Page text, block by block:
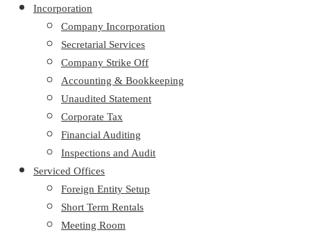
Incorporation
Company Incorporation
Secretarial Services
Company Strike Off
Accounting & Bookkeeping
Unaudited Statement
Corporate Tax
Financial Auditing
Inspections and Audit
Serviced Offices
Foreign Entity Setup
Short Term Rentals
Meeting Room